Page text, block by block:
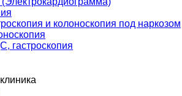
и колоноскопия под наркозом
гастроскопия